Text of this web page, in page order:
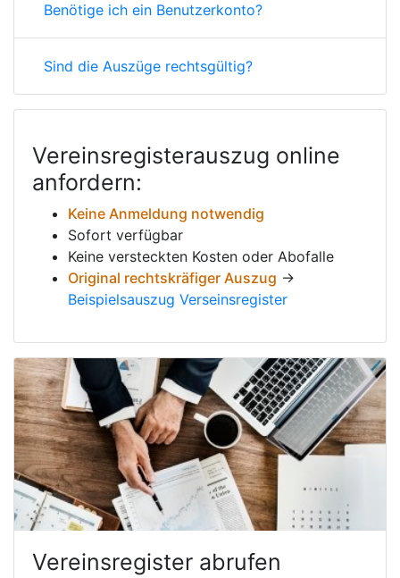
Benötige ich ein Benutzerkonto?
Sind die Auszüge rechtsgültig?
Vereinsregisterauszug online
anfordern:
Keine Anmeldung notwendig
Sofort verfügbar
Keine versteckten Kosten oder Abofalle
Original rechtskräfiger Auszug →
Beispielsauszug Verseinsregister
Vereinsregister abrufen